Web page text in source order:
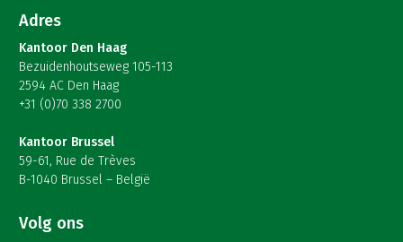
Adres
Kantoor Den Haag
Bezuidenhoutseweg 105-113
2594 AC Den Haag
+31 (0)70 338 2700
Kantoor Brussel
59-61, Rue de Trèves
B-1040 Brussel – België
Volg ons